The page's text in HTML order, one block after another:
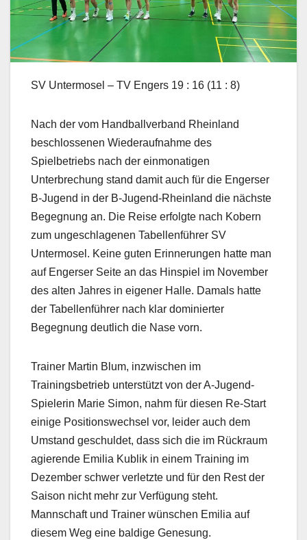
SV Untermosel – TV Engers 19 : 16 (11 : 8)
Nach der vom Handballverband Rheinland
beschlossenen Wiederaufnahme des
Spielbetriebs nach der einmonatigen
Unterbrechung stand damit auch für die Engerser
B-Jugend in der B-Jugend-Rheinland die nächste
Begegnung an. Die Reise erfolgte nach Kobern
zum ungeschlagenen Tabellenführer SV
Untermosel. Keine guten Erinnerungen hatte man
auf Engerser Seite an das Hinspiel im November
des alten Jahres in eigener Halle. Damals hatte
der Tabellenführer nach klar dominierter
Begegnung deutlich die Nase vorn.
Trainer Martin Blum, inzwischen im
Trainingsbetrieb unterstützt von der A-Jugend-
Spielerin Marie Simon, nahm für diesen Re-Start
einige Positionswechsel vor, leider auch dem
Umstand geschuldet, dass sich die im Rückraum
agierende Emilia Kublik in einem Training im
Dezember schwer verletzte und für den Rest der
Saison nicht mehr zur Verfügung steht.
Mannschaft und Trainer wünschen Emilia auf
diesem Weg eine baldige Genesung.